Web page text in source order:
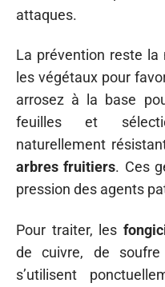
attaques.
La prévention reste la
les végétaux pour
arrosez à la base
feuilles et
naturellement
arbres fruitiers. Ces
pression des agents
Pour traiter, les
de cuivre, de soufre
s’utilisent